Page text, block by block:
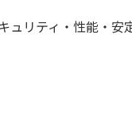
リティ・性能・安